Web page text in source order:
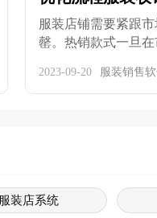
服装店铺需要紧跟
罄。热销款式一旦
2023-09-20 服装销售
服装店系统